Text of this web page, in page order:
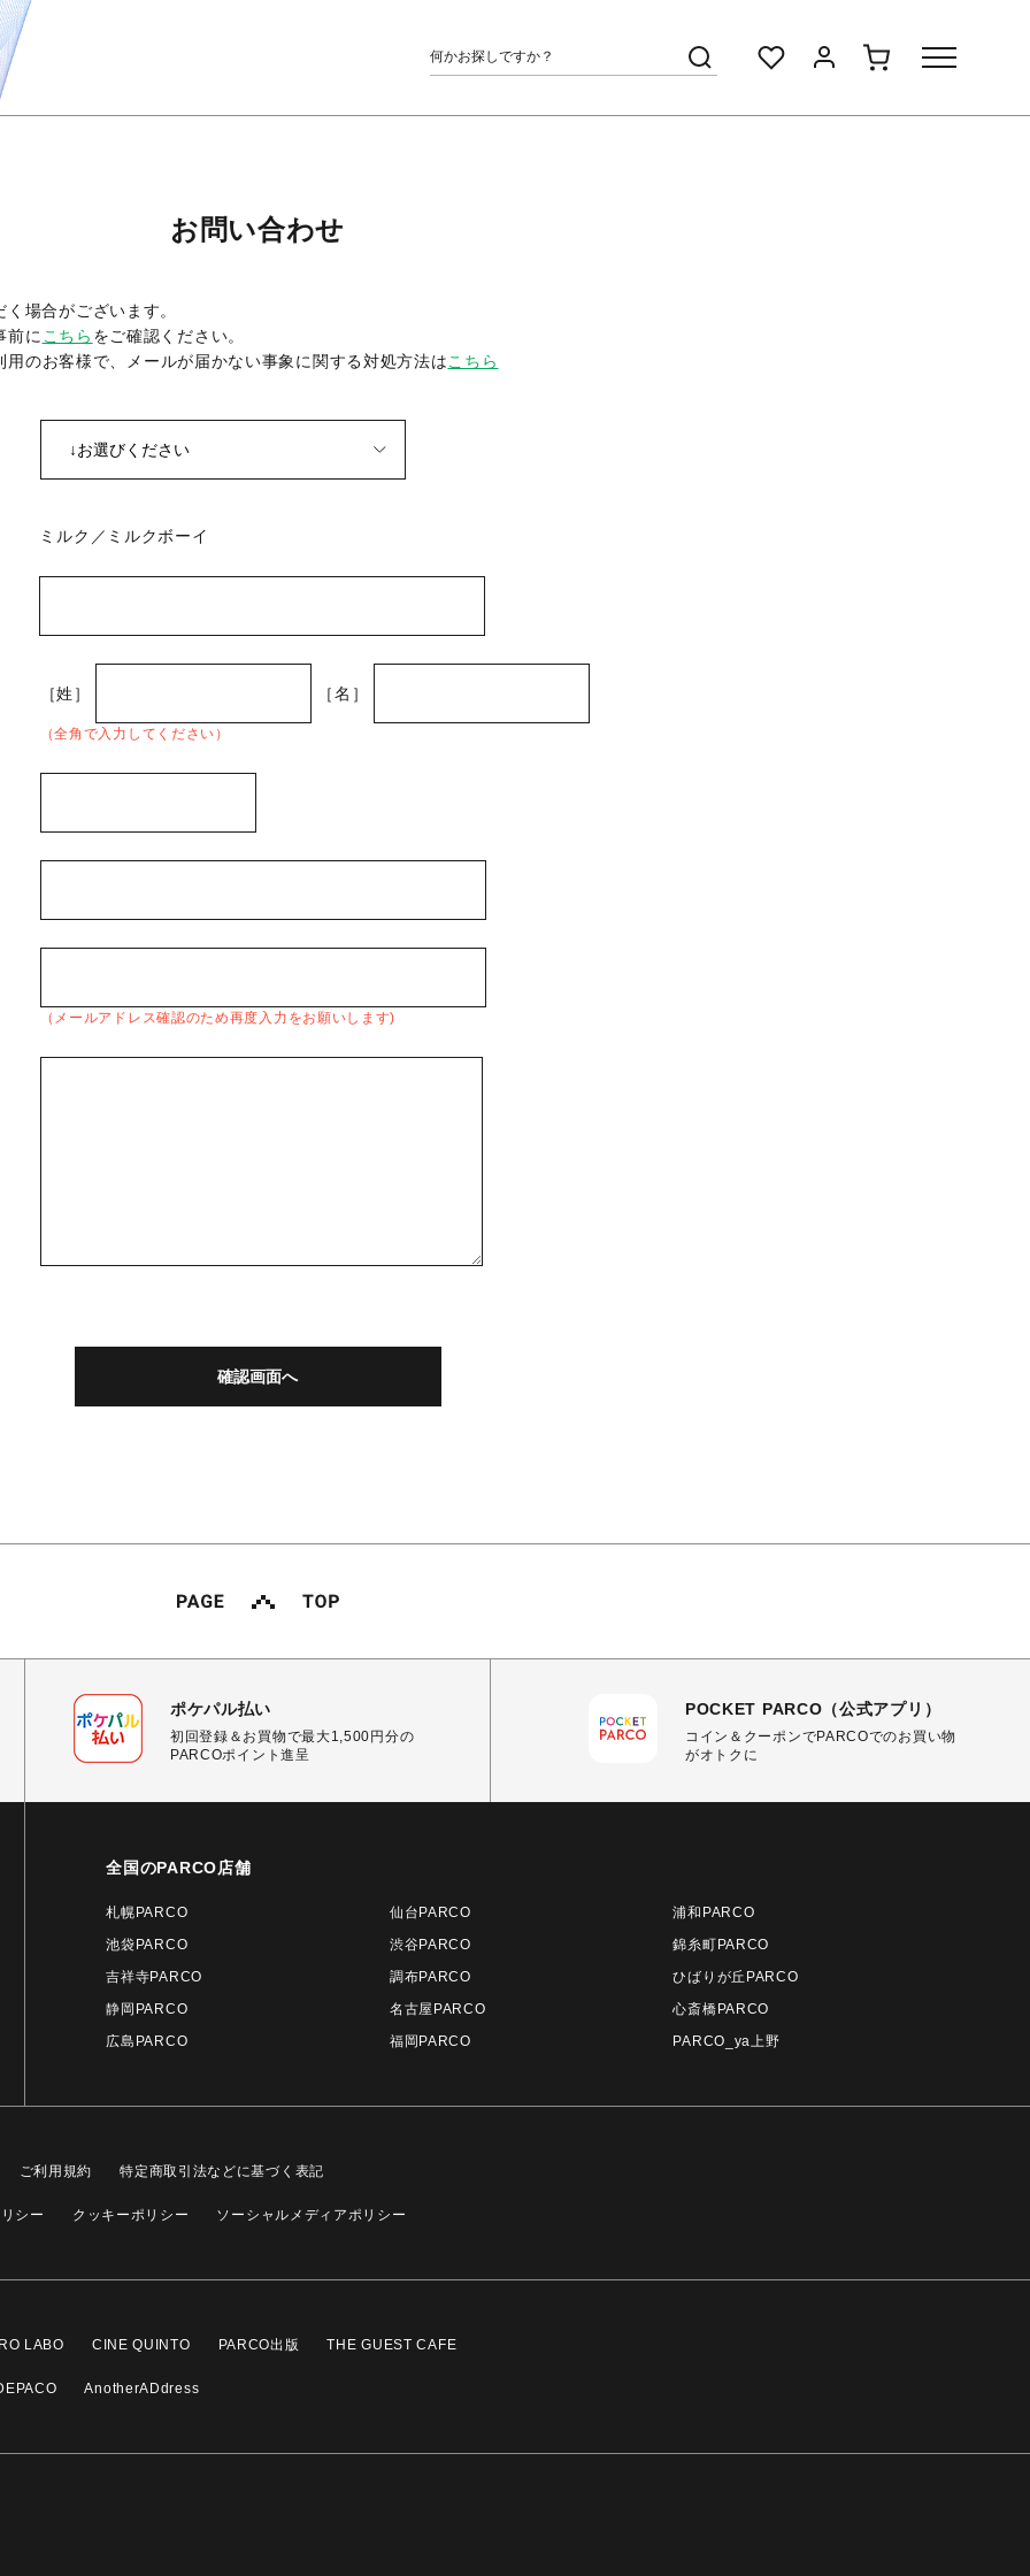
お問い合わせ
場合がございます。
前に こちら をご確認ください。
のお客様で、メールが届かない事象に関する対処方法はこちら
ミルク／ミルクボーイ
［姓］ ［名］
（全角で入力してください）
（メールアドレス確認のため再度入力をお願いします)
ポケパル払い
初回登録＆お買物で最大1,500円分の
PARCOポイント進呈
POCKET PARCO（公式アプリ）
コイン＆クーポンでPARCOでのお買い物
がオトクに
全国のPARCO店舗
札幌PARCO 仙台PARCO
浦和PARCO
池袋PARCO
渋谷PARCO
錦糸町PARCO
吉祥寺PARCO
調布PARCO
ひばりが丘PARCO
静岡PARCO
名古屋PARCO
心斎橋PARCO
広島PARCO
福岡PARCO PARCO_ya上野
ご利用規約 特定商取引法などに基づく表記
シー クッキーポリシー ソーシャルメディアポリシー
LABO CINE QUINTO PARCO出版 THE GUEST CAFE
AnotherADdress